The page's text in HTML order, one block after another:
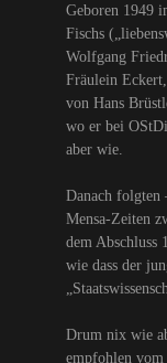
Geboren 1949
Fischs
Wolfgang
Fräulein
von Hans
wo er bei
aber wie.
Danach folgten
Mensa-Zeiten
dem Abschluss
wie dass der
Drum nix wie
empfohlen vom